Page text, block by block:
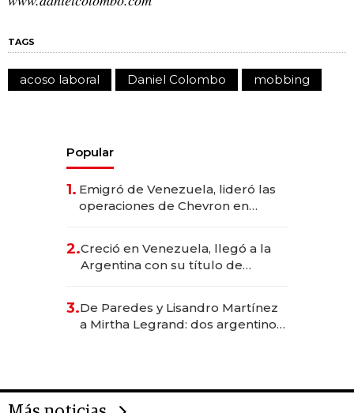
TAGS
acoso laboral Daniel Colombo mobbing
Popular
1. Emigró de Venezuela, lideró las
operaciones de Chevron en
2.Creció en Venezuela, llegó a la
Argentina con su título de
las marcas "fast premium"
3.De Paredes y Lisandro Martínez
a Mirtha Legrand: dos argentinos